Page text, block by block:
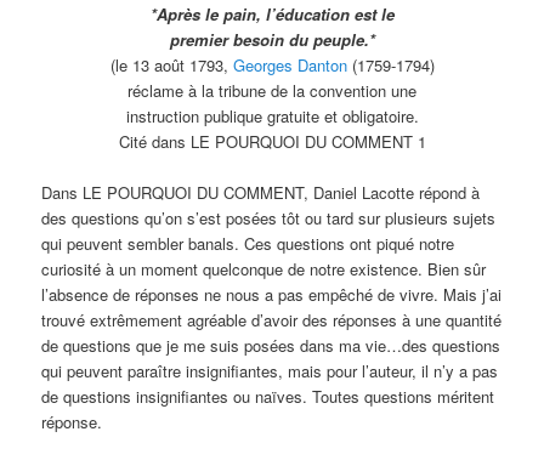
*Après le pain, l’éducation est le
premier besoin du peuple.*
(le 13 août 1793, Georges Danton(1759-1794)
réclame à la tribune de la convention une
instruction publique gratuite et obligatoire.
Cité dans LE POURQUOI DU COMMENT 1
Dans LE POURQUOI DU COMMENT, Daniel Lacotte répond à
des questions qu’on s’est posées tôt ou tard sur plusieurs sujets
qui peuvent sembler banals. Ces questions ont piqué notre
curiosité à un moment quelconque de notre existence. Bien sûr
l’absence de réponses ne nous a pas empêché de vivre. Mais j’ai
trouvé extrêmement agréable d’avoir des réponses à une quantité
de questions que je me suis posées dans ma vie…des questions
qui peuvent paraître insignifiantes, mais pour l’auteur, il n’y a pas
de questions insignifiantes ou naïves. Toutes questions méritent
réponse.